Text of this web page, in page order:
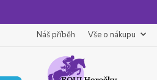
Náš příběh Vše o nákupu